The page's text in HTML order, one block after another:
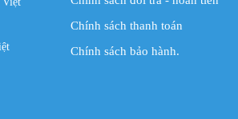
Chính sách thanh toán
Chính sách bảo hành.